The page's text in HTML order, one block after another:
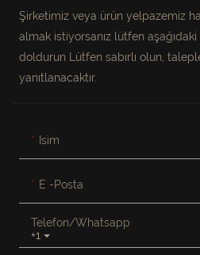
Şirketimiz veya ürün yelpazemiz
almak istiyorsanız lütfen
doldurun Lütfen sabırlı olun,
yanıtlanacaktır.
Isim
E -posta
+1
Telefon/whatsapp